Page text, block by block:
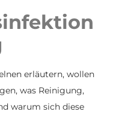
erläutern, wollen
was Reinigung,
warum sich diese